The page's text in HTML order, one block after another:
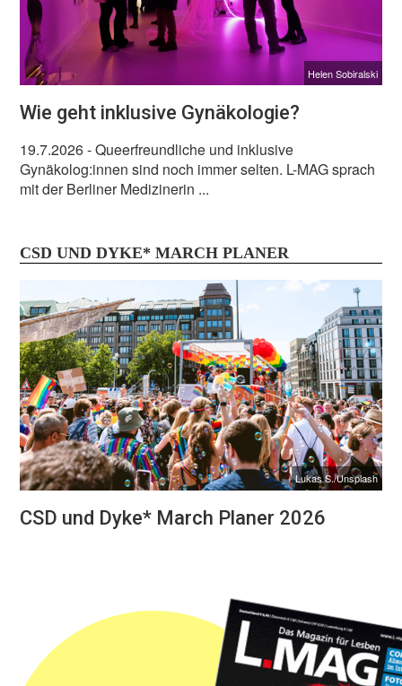
Helen Sobiralski
Wie geht inklusive Gynäkologie?
19.7.2026- Queerfreundliche und inklusive
Gynäkolog:innen sind noch immer selten. L-MAG sprach
mit der Berliner Medizinerin ...
CSD UND DYKE* MARCH PLANER
Lukas S./Unsplash
CSD und Dyke* March Planer 2026